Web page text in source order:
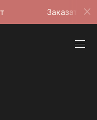
Заказать фотоотчёт